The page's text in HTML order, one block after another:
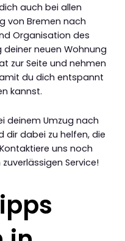
auch bei allen
von Bremen nach
Organisation des
deiner neuen Wohnung
zur Seite und nehmen
du dich entspannt
kannst.
deinem Umzug nach
dir dabei zu helfen, die
uns noch
Service!